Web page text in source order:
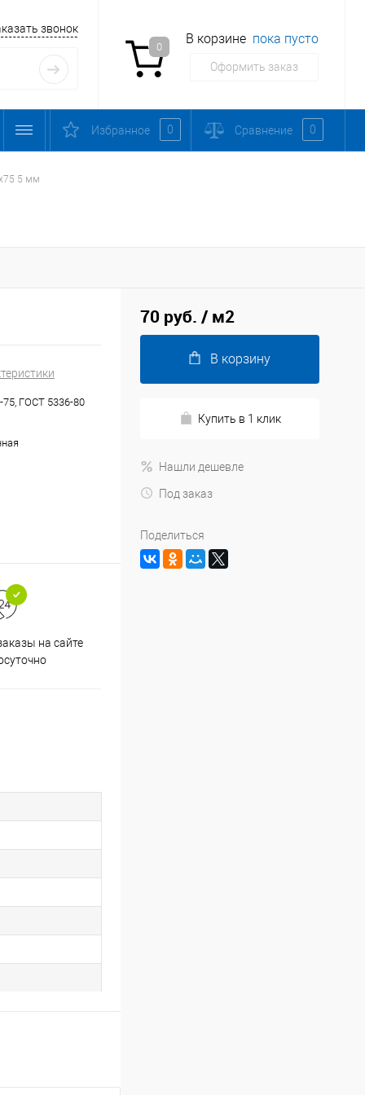
звонок
0
В корзине пока пусто
Оформить заказ
Избранное 0 Сравнение 0
5 мм
ГОСТ 5336-80
на сайте
70 руб. / м2
В корзину
Купить в 1 клик
Нашли дешевле
Под заказ
Поделиться